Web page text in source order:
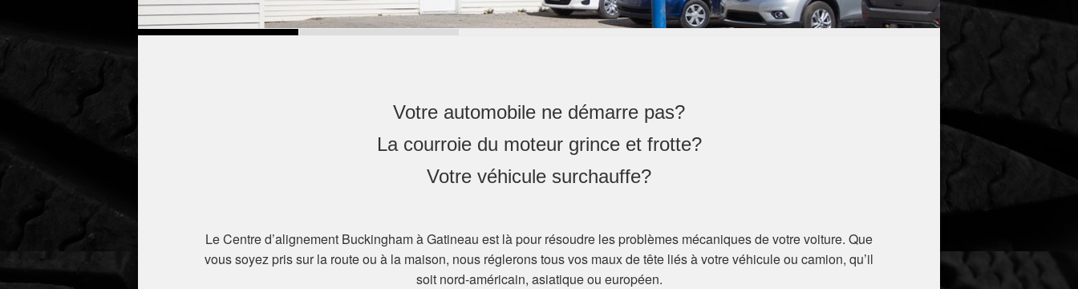
Votre automobile ne démarre pas?
La courroie du moteur grince et frotte?
Votre véhicule surchauffe?
Le Centre d’alignement Buckingham à Gatineau est là pour résoudre les problèmes mécaniques de votre voiture. Que
vous soyez pris sur la route ou à la maison, nous réglerons tous vos maux de tête liés à votre véhicule ou camion, qu’il
soit nord-américain, asiatique ou européen.